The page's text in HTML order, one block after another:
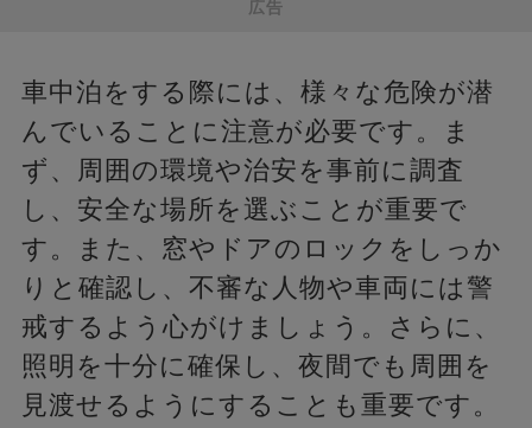
広告
車中泊をする際には、様々な危険が潜
んでいることに注意が必要です。ま
ず、周囲の環境や治安を事前に調査
し、安全な場所を選ぶことが重要で
す。また、窓やドアのロックをしっか
りと確認し、不審な人物や車両には警
戒するよう心がけましょう。さらに、
照明を十分に確保し、夜間でも周囲を
見渡せるようにすることも重要です。